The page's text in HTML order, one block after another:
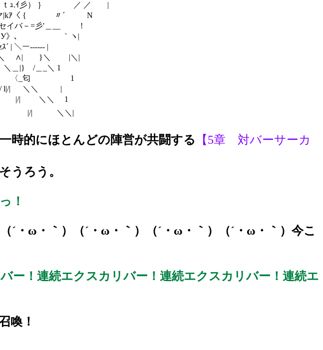
／ ／ |
〃´ N
'＿__ !
｀ヽ|
|
|＼|
1
1
|
1
|
時的にほとんどの陣営が共闘する
【5章 対バーサーカ
うろう。
！
・｀）（´・ω・｀）（´・ω・｀）（´・ω・｀）今こ
ー！連続エクスカリバー！連続エクスカリバー！ 連続エ
喚！